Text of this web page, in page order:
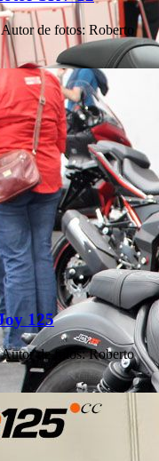
Autor de fotos: Roberto
125
Autor de fotos: Roberto